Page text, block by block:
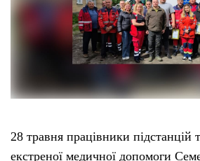
28 травня працівники підстанцій
екстреної медичної допомоги